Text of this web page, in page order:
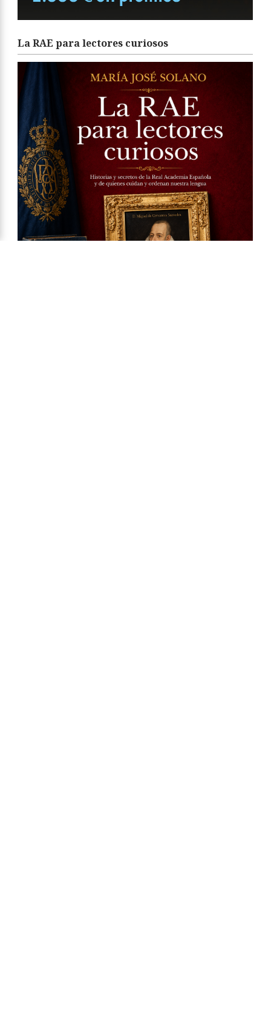
La RAE para lectores curiosos